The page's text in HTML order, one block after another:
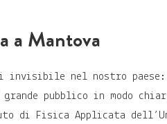
a Mantova
invisibile nel nostro
pubblico in modo
di Fisica Applicata